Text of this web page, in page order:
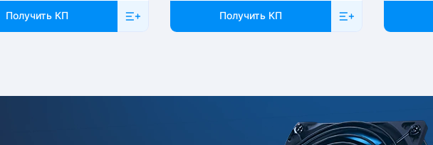
с менеджером, который оформлял
Получить КП Получить КП